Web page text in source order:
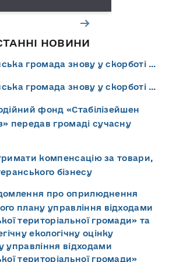
НОВИНИ
громада знову у скорботі …
громада знову у скорботі …
фонд «Стабілізейшен
передав громаді сучасну
компенсацію за товари,
бізнесу
про оприлюднення
плану управління відходами
територіальної громади» та
екологічну оцінку
управління відходами
територіальної громади»